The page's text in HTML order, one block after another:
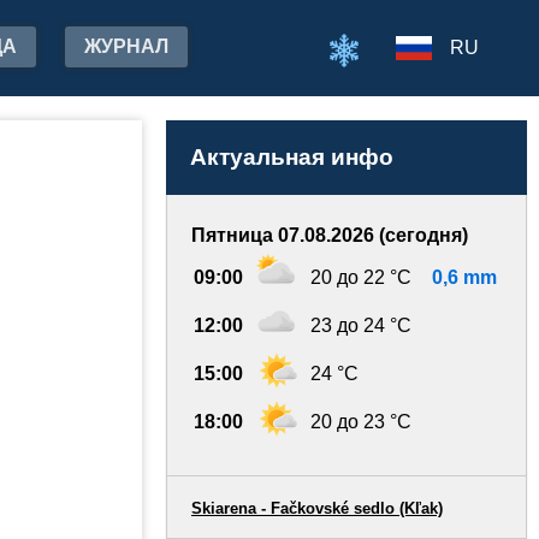
ЖУРНАЛ RU
Актуальная инфо
Пятница 07.08.2026 (сегодня)
09:00 20 до 22 °C 0,6 mm
12:00 23 до 24 °C
15:00 24 °C
18:00 20 до 23 °C
Skiarena - Fačkovské sedlo (Kľak)